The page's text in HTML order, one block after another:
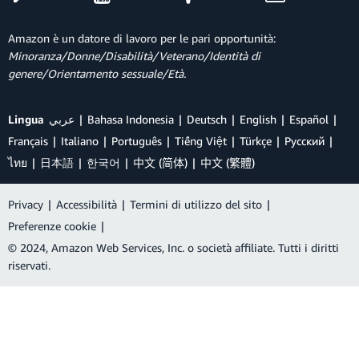
Amazon è un datore di lavoro per le pari opportunità:
Minoranza/Donne/Disabilità/Veterano/Identità di
genere/Orientamento sessuale/Età.
Lingua عربي Bahasa Indonesia Deutsch English
Español
Français
Italiano Português Tiếng Việt Türkçe
Ρусский
ไทย
日本語 한국어 中文 (简体) 中文 (繁體)
Privacy | Accessibilità | Termini di utilizzo del sito |
Preferenze cookie |
© 2024, Amazon Web Services, Inc. o società affiliate. Tutti i diritti
riservati.